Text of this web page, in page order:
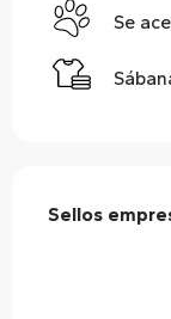
Se
Oferta de
Sellos
Sellos